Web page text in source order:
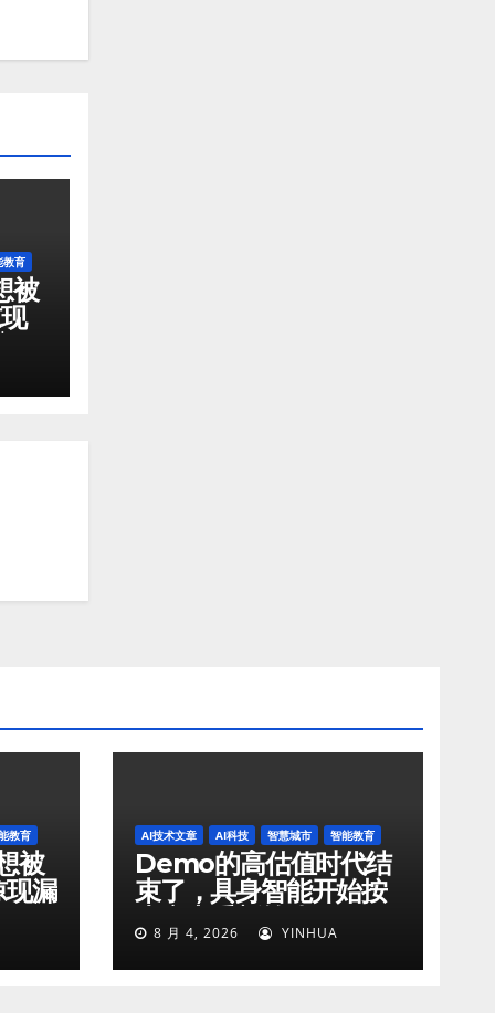
教育
被
教育
被
漏
AI技术文章 AI科技 智慧城市 智能教育
Demo的高估值时代结
束了，具身智能开始按
生产力重新算账
8 月 4, 2026 YINHUA